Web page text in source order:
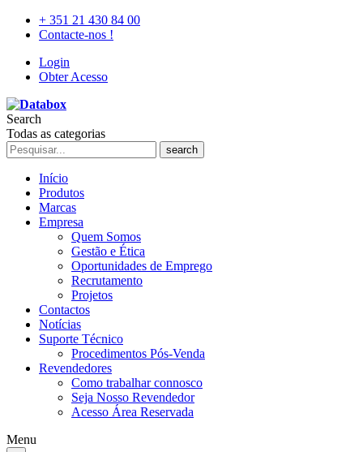
+ 351 21 430 84 00
Contacte-nos !
Login
Obter Acesso
Search
Todas as categorias
search
Início
Produtos
Marcas
Empresa
Quem Somos
Gestão e Ética
Oportunidades de Emprego
Recrutamento
Projetos
Contactos
Notícias
Suporte Técnico
Procedimentos Pós-Venda
Revendedores
Como trabalhar connosco
Seja Nosso Revendedor
Acesso Área Reservada
Menu